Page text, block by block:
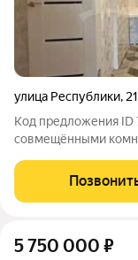
улица Республики,
Код предложения ID
совмещёнными
пластиковые окна,
отдельном санузле,
5 750 000 ₽